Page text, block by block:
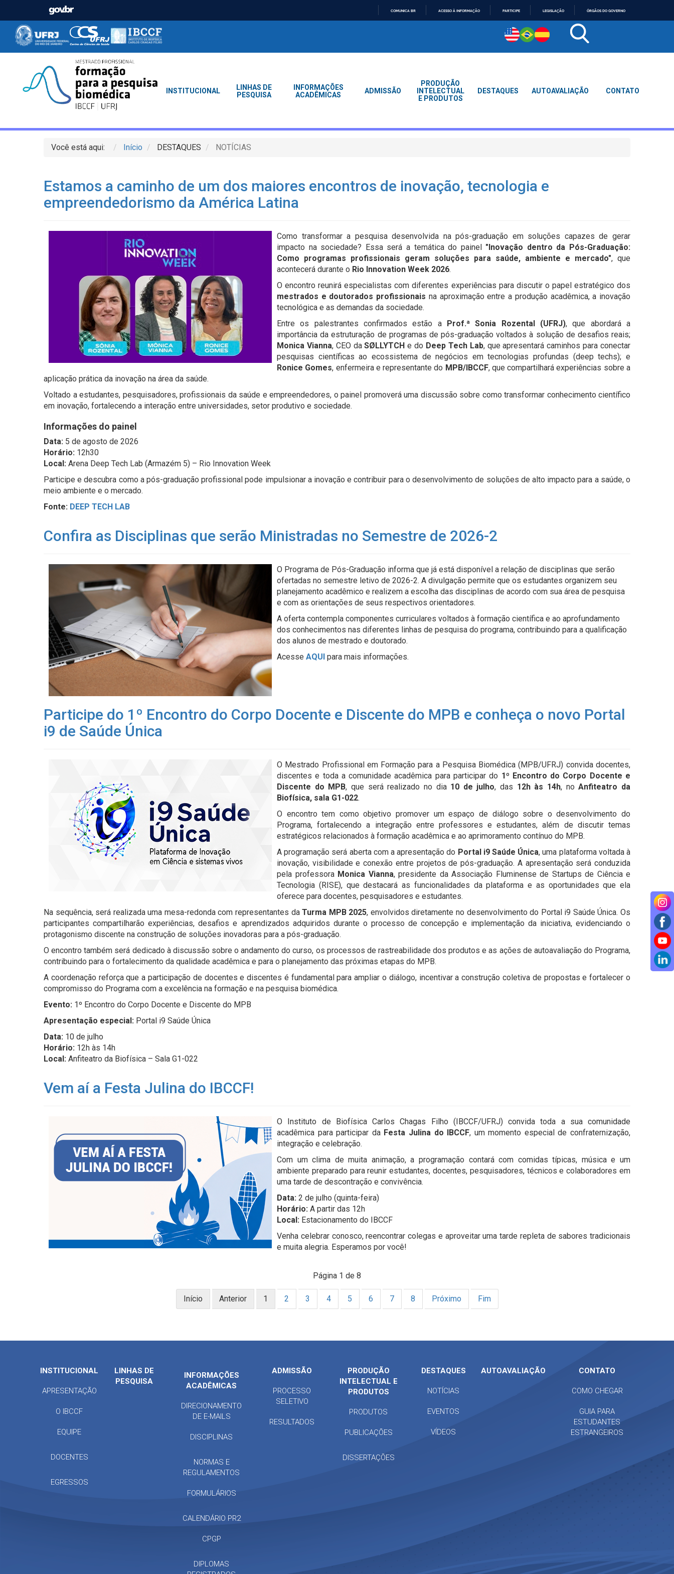
COMUNICA BR ACESSO À INFORMAÇÃO PARTICIPE LEGISLAÇÃO ÓRGÃOS DO GOVERNO
INSTITUCIONAL
LINHAS DE
PESQUISA
INFORMAÇÕES
ACADÊMICAS
ADMISSÃO
PRODUÇÃO
INTELECTUAL
E PRODUTOS
DESTAQUES AUTOAVALIAÇÃO CONTATO
Você está aqui: Início DESTAQUES NOTÍCIAS
Estamos a caminho de um dos maiores encontros de inovação, tecnologia e
empreendedorismo da América Latina
Como transformar a pesquisa desenvolvida na pós-graduação em soluções capazes de gerar
impacto na sociedade? Essa será a temática do painel "Inovação dentro da Pós-Graduação:
Como programas profissionais geram soluções para saúde, ambiente e mercado", que
acontecerá durante o Rio Innovation Week 2026.
O encontro reunirá especialistas com diferentes experiências para discutir o papel estratégico dos
mestrados e doutorados profissionais na aproximação entre a produção acadêmica, a inovação
tecnológica e as demandas da sociedade.
Entre os palestrantes confirmados estão a Prof.ª Sonia Rozental (UFRJ), que abordará a
importância da estruturação de programas de pós-graduação voltados à solução de desafios reais;
Monica Vianna, CEO daSØLLYTCH e do Deep Tech Lab, que apresentará caminhos para conectar
pesquisas científicas ao ecossistema de negócios em tecnologias profundas (deep techs); e
Ronice Gomes, enfermeira e representante do MPB/IBCCF, que compartilhará experiências sobre a
aplicação prática da inovação na área da saúde.
Voltado a estudantes, pesquisadores, profissionais da saúde e empreendedores, o painel promoverá uma discussão sobre como transformar conhecimento científico
em inovação, fortalecendo a interação entre universidades, setor produtivo e sociedade.
Informações do painel
Data: 5 de agosto de 2026
Horário: 12h30
Local: Arena Deep Tech Lab (Armazém 5) – Rio Innovation Week
Participe e descubra como a pós-graduação profissional pode impulsionar a inovação e contribuir para o desenvolvimento de soluções de alto impacto para a saúde, o
meio ambiente e o mercado.
Fonte: DEEP TECH LAB
Confira as Disciplinas que serão Ministradas no Semestre de 2026-2
O Programa de Pós-Graduação informa que já está disponível a relação de disciplinas que serão
ofertadas no semestre letivo de 2026-2. A divulgação permite que os estudantes organizem seu
planejamento acadêmico e realizem a escolha das disciplinas de acordo com sua área de pesquisa
e com as orientações de seus respectivos orientadores.
A oferta contempla componentes curriculares voltados à formação científica e ao aprofundamento
dos conhecimentos nas diferentes linhas de pesquisa do programa, contribuindo para a qualificação
dos alunos de mestrado e doutorado.
Acesse AQUI para mais informações.
Participe do 1º Encontro do Corpo Docente e Discente do MPB e conheça o novo Portal
i9 de Saúde Única
O Mestrado Profissional em Formação para a Pesquisa Biomédica (MPB/UFRJ) convida docentes,
discentes e toda a comunidade acadêmica para participar do 1º Encontro do Corpo Docente e
Discente do MPB, que será realizado no dia 10 de julho, das 12h às 14h, noAnfiteatro da
Biofísica, sala G1-022.
O encontro tem como objetivo promover um espaço de diálogo sobre o desenvolvimento do
Programa, fortalecendo a integração entre professores e estudantes, além de discutir temas
estratégicos relacionados à formação acadêmica e ao aprimoramento contínuo do MPB.
A programação será aberta com a apresentação do Portal i9 Saúde Única, uma plataforma voltada à
inovação, visibilidade e conexão entre projetos de pós-graduação. A apresentação será conduzida
pela professora Monica Vianna, presidente da Associação Fluminense de Startups de Ciência e
Tecnologia (RISE), que destacará as funcionalidades da plataforma e as oportunidades que ela
oferece para docentes, pesquisadores e estudantes.
Na sequência, será realizada uma mesa-redonda com representantes daTurma MPB 2025, envolvidos diretamente no desenvolvimento do Portal i9 Saúde Única. Os
participantes compartilharão experiências, desafios e aprendizados adquiridos durante o processo de concepção e implementação da iniciativa, evidenciando o
protagonismo discente na construção de soluções inovadoras para a pós-graduação.
O encontro também será dedicado à discussão sobre o andamento do curso, os processos de rastreabilidade dos produtos e as ações de autoavaliação do Programa,
contribuindo para o fortalecimento da qualidade acadêmica e para o planejamento das próximas etapas do MPB.
A coordenação reforça que a participação de docentes e discentes é fundamental para ampliar o diálogo, incentivar a construção coletiva de propostas e fortalecer o
compromisso do Programa com a excelência na formação e na pesquisa biomédica.
Evento: 1º Encontro do Corpo Docente e Discente do MPB
Apresentação especial: Portal i9 Saúde Única
Data: 10 de julho
Horário: 12h às 14h
Local: Anfiteatro da Biofísica – Sala G1-022
Vem aí a Festa Julina do IBCCF!
O Instituto de Biofísica Carlos Chagas Filho (IBCCF/UFRJ) convida toda a sua comunidade
acadêmica para participar da Festa Julina do IBCCF, um momento especial de confraternização,
integração e celebração.
Com um clima de muita animação, a programação contará com comidas típicas, música e um
ambiente preparado para reunir estudantes, docentes, pesquisadores, técnicos e colaboradores em
uma tarde de descontração e convivência.
Data: 2 de julho (quinta-feira)
Horário: A partir das 12h
Local: Estacionamento do IBCCF
Venha celebrar conosco, reencontrar colegas e aproveitar uma tarde repleta de sabores tradicionais
e muita alegria. Esperamos por você!
Página 1 de 8
Início Anterior 1 2 3 4 5 6 7 8 Próximo Fim
INSTITUCIONAL
APRESENTAÇÃO
O IBCCF
EQUIPE
DOCENTES
EGRESSOS
LINHAS DE
PESQUISA
INFORMAÇÕES
ACADÊMICAS
DIRECIONAMENTO
DE E-MAILS
DISCIPLINAS
NORMAS E
REGULAMENTOS
FORMULÁRIOS
CALENDÁRIO PR2
CPGP
DIPLOMAS
ADMISSÃO
PROCESSO
SELETIVO
RESULTADOS
PRODUÇÃO
INTELECTUAL E
PRODUTOS
PRODUTOS
PUBLICAÇÕES
DISSERTAÇÕES
DESTAQUES
NOTÍCIAS
EVENTOS
VÍDEOS
AUTOAVALIAÇÃO CONTATO
COMO CHEGAR
GUIA PARA
ESTUDANTES
ESTRANGEIROS